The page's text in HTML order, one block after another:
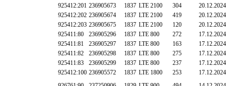
925412:201 236905673 1837 LTE 2100 304
20.12.2024
925412:202 236905674 1837 LTE 2100 419
20.12.2024
925412:203 236905675 1837 LTE 2100 120
20.12.2024
925411:80
236905296 1837 LTE 800 272
17.12.2024
925411:81
236905297 1837 LTE 800 163
17.12.2024
925411:82
236905298 1837 LTE 800 275
17.12.2024
925411:83
236905299 1837 LTE 800 237
17.12.2024
925412:100 236905572 1837 LTE 1800 253
17.12.2024